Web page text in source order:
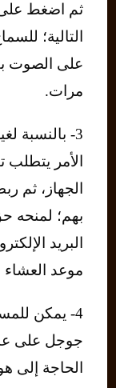
التالية؛
مرات.
3- بالنسبة
الأمر
الجهاز، ثم
بهم؛ لمنحه
البريد
موعد
4- يمكن
جوجل على
الحاجة إلى